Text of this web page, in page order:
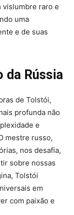
vislumbre raro e
uma
e de suas
da Rússia
de Tolstói,
profunda não
e
mestre russo,
nos desafia,
sobre nossas
Tolstói
em
com paixão e